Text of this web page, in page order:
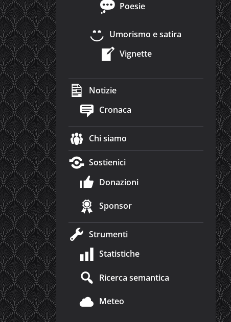
Poesie
Umorismo e satira
Vignette
Notizie
Cronaca
Chi siamo
Sostienici
Donazioni
Sponsor
Strumenti
Statistiche
Ricerca semantica
Meteo